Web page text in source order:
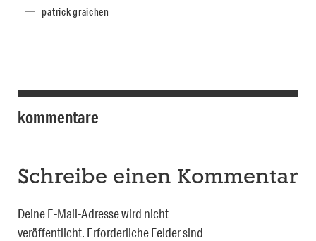
patrick graichen
kommentare
Schreibe einen Kommentar
Deine E-Mail-Adresse wird nicht
veröffentlicht. Erforderliche Felder sind